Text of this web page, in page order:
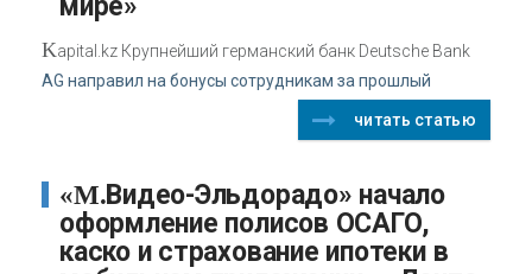
мире»
Kapital.kz Крупнейший германский банк Deutsche Bank
AG направил на бонусы сотрудникам за прошлый
читать статью
«М.Видео-Эльдорадо» начало
оформление полисов ОСАГО,
каско и страхование ипотеки в